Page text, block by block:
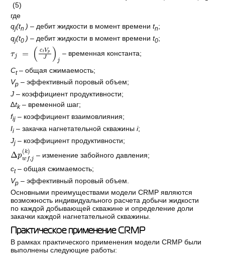
(5)
где
qj(tn) – дебит жидкости в момент времениtn;
qj(t0) – дебит жидкости в момент времениt0;
V pJj – временная константа;
Ct– общая сжимаемость;
Vp – эффективный поровый объем;
J – коэффициент продуктивности;
∆tk– временной шаг;
fij – коэффициент взаимовлияния;
Ii – закачка нагнетательной скважиныi;
Jj – коэффициент продуктивности;
∆ wf,
– изменение забойного давления;
ct– общая сжимаемость;
Vp – эффективный поровый объем.
Основными преимуществами модели CRMP являются
возможность индивидуального расчета добычи жидкости
по каждой добывающей скважине и определение доли
закачки каждой нагнетательной скважины.
Практическое применение CRMP
В рамках практического применения модели CRMP были
выполнены следующие работы: